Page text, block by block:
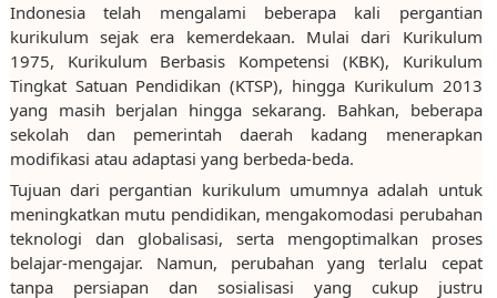
Indonesia telah mengalami beberapa kali pergantian
kurikulum sejak era kemerdekaan. Mulai dari Kurikulum
1975, Kurikulum Berbasis Kompetensi (KBK), Kurikulum
Tingkat Satuan Pendidikan (KTSP), hingga Kurikulum 2013
yang masih berjalan hingga sekarang. Bahkan, beberapa
sekolah dan pemerintah daerah kadang menerapkan
modifikasi atau adaptasi yang berbeda-beda.
Tujuan dari pergantian kurikulum umumnya adalah untuk
meningkatkan mutu pendidikan, mengakomodasi perubahan
teknologi dan globalisasi, serta mengoptimalkan proses
belajar-mengajar. Namun, perubahan yang terlalu cepat
tanpa persiapan dan sosialisasi yang cukup justru